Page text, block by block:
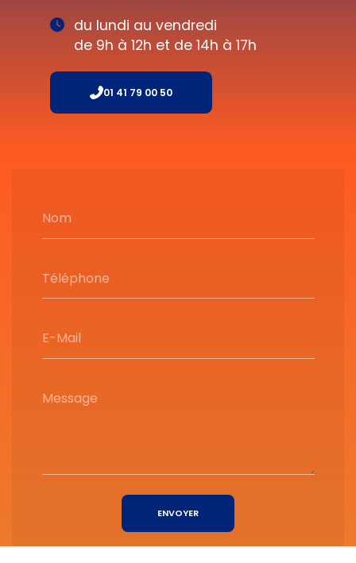
Nom
Téléphone
E-Mail
Message
ENVOYER
du lundi au vendredi
de 9h à 12h et de 14h à 17h
01 41 79 00 50